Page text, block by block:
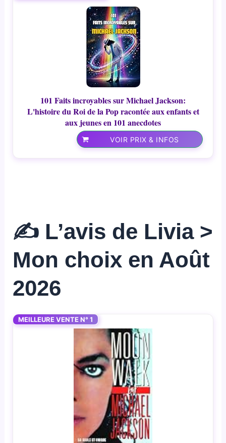
101 Faits incroyables sur Michael Jackson:
L'histoire du Roi de la Pop racontée aux enfants et
aux jeunes en 101 anecdotes
VOIR PRIX & INFOS
✍️ L’avis de Livia >
Mon choix en Août
2026
MEILLEURE VENTE N° 1